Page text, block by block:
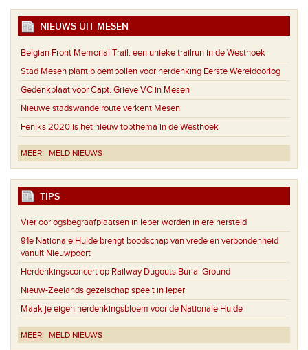
NIEUWS UIT MESEN
Belgian Front Memorial Trail: een unieke trailrun in de Westhoek
Stad Mesen plant bloembollen voor herdenking Eerste Wereldoorlog
Gedenkplaat voor Capt. Grieve VC in Mesen
Nieuwe stadswandelroute verkent Mesen
Feniks 2020 is het nieuw topthema in de Westhoek
MEER MELD NIEUWS
TIPS
Vier oorlogsbegraafplaatsen in Ieper worden in ere hersteld
91e Nationale Hulde brengt boodschap van vrede en verbondenheid
vanuit Nieuwpoort
Herdenkingsconcert op Railway Dugouts Burial Ground
Nieuw-Zeelands gezelschap speelt in Ieper
Maak je eigen herdenkingsbloem voor de Nationale Hulde
MEER MELD NIEUWS